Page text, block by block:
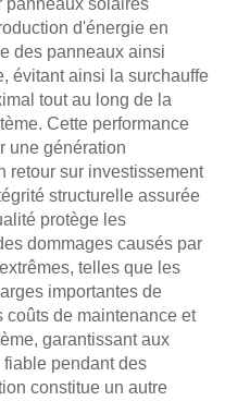
panneaux solaires
d'énergie en
des panneaux ainsi
évitant ainsi la surchauffe
tout au long de la
Cette performance
une génération
retour sur investissement
structurelle assurée
protège les
dommages causés par
telles que les
importantes de
coûts de maintenance et
garantissant aux
pendant des
constitue un autre